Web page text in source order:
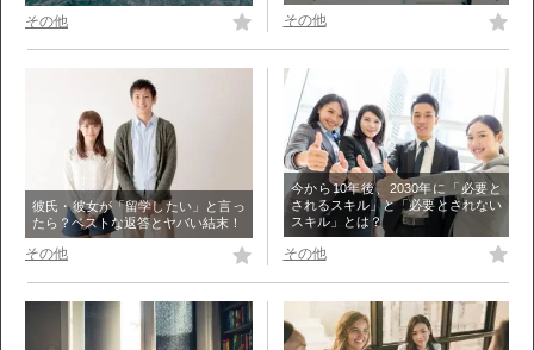
その他 その他
彼氏・彼女が「留学したい」と言っ
たら？ベストな返答とヤバい結末！
その他
今から10年後、2030年に「必要と
されるスキル」と「必要とされない
スキル」とは？
その他